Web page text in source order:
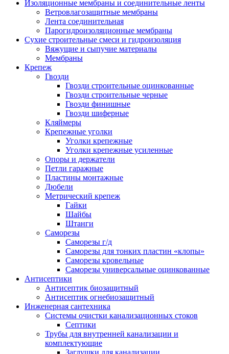
Изоляционные мембраны и соединительные ленты
Ветровлагозащитные мембраны
Лента соединительная
Парогидроизоляционные мембраны
Сухие строительные смеси и гидроизоляция
Вяжущие и сыпучие материалы
Мембраны
Крепеж
Гвозди
Гвозди строительные оцинкованные
Гвозди строительные черные
Гвозди финишные
Гвозди шиферные
Кляймеры
Крепежные уголки
Уголки крепежные
Уголки крепежные усиленные
Опоры и держатели
Петли гаражные
Пластины монтажные
Дюбели
Метрический крепеж
Гайки
Шайбы
Штанги
Саморезы
Саморезы г/д
Саморезы для тонких пластин «клопы»
Саморезы кровельные
Саморезы универсальные оцинкованные
Антисептики
Антисептик биозащитный
Антисептик огнебиозащитный
Инженерная сантехника
Системы очистки канализационных стоков
Септики
Трубы для внутренней канализации и
комплектующие
Заглушки для канализации